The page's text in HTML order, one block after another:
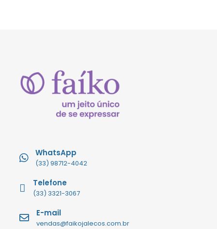
WhatsApp
(33) 98712-4042
Telefone
(33) 3321-3067
E-mail
vendas@faikojalecos.com.br